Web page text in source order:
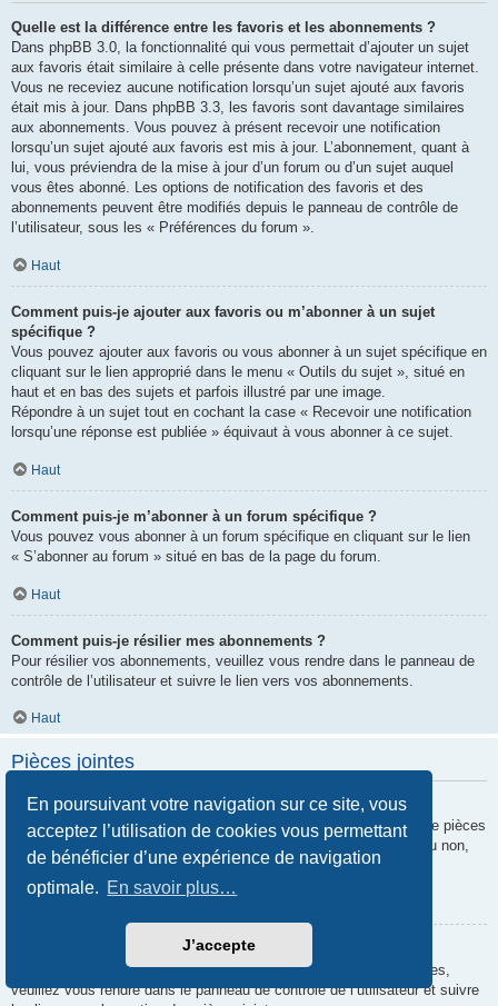
En poursuivant votre navigation sur ce site, vous
acceptez l’utilisation de cookies vous permettant
de bénéficier d’une expérience de navigation
optimale. En savoir plus…
J’accepte
Quelle est la différence entre les favoris et les abonnements ?
Dans phpBB 3.0, la fonctionnalité qui vous permettait d’ajouter un sujet
aux favoris était similaire à celle présente dans votre navigateur internet.
Vous ne receviez aucune notification lorsqu’un sujet ajouté aux favoris
était mis à jour. Dans phpBB 3.3, les favoris sont davantage similaires
aux abonnements. Vous pouvez à présent recevoir une notification
lorsqu’un sujet ajouté aux favoris est mis à jour. L’abonnement, quant à
lui, vous préviendra de la mise à jour d’un forum ou d’un sujet auquel
vous êtes abonné. Les options de notification des favoris et des
abonnements peuvent être modifiés depuis le panneau de contrôle de
l’utilisateur, sous les « Préférences du forum ».
Haut
Comment puis-je ajouter aux favoris ou m’abonner à un sujet
spécifique ?
Vous pouvez ajouter aux favoris ou vous abonner à un sujet spécifique en
cliquant sur le lien approprié dans le menu « Outils du sujet », situé en
haut et en bas des sujets et parfois illustré par une image.
Répondre à un sujet tout en cochant la case « Recevoir une notification
lorsqu’une réponse est publiée » équivaut à vous abonner à ce sujet.
Haut
Comment puis-je m’abonner à un forum spécifique ?
Vous pouvez vous abonner à un forum spécifique en cliquant sur le lien
« S’abonner au forum » situé en bas de la page du forum.
Haut
Comment puis-je résilier mes abonnements ?
Pour résilier vos abonnements, veuillez vous rendre dans le panneau de
contrôle de l’utilisateur et suivre le lien vers vos abonnements.
Haut
Pièces jointes
Quelles pièces jointes sont autorisées sur ce forum ?
Chaque administrateur peut autoriser ou interdire certains types de pièces
jointes. Si vous n’êtes pas certain de savoir ce qui est autorisé ou non,
nous vous invitons à contacter un administrateur du forum.
Comment puis-je retrouver toutes mes pièces jointes ?
Pour retrouver la liste des pièces jointes que vous avez transférées,
veuillez vous rendre dans le panneau de contrôle de l’utilisateur et suivre